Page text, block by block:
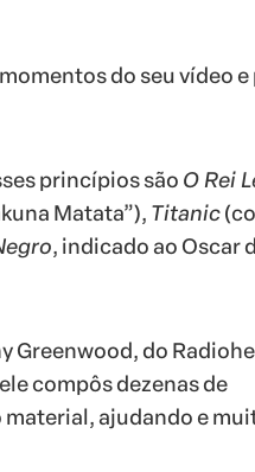
do seu vídeo e
princípios são O Rei
Matata”), Titanic
, indicado ao Oscar
Greenwood, do
compôs dezenas de
ajudando e